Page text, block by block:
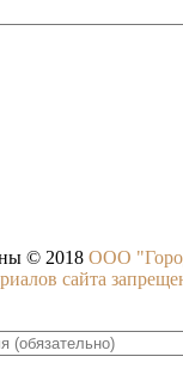
© 2018 ООО
сайта